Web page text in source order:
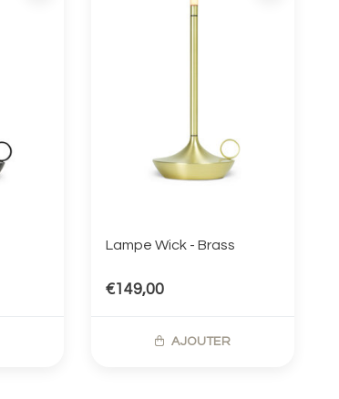
Lampe Wick - Brass
€149,00
AJOUTER